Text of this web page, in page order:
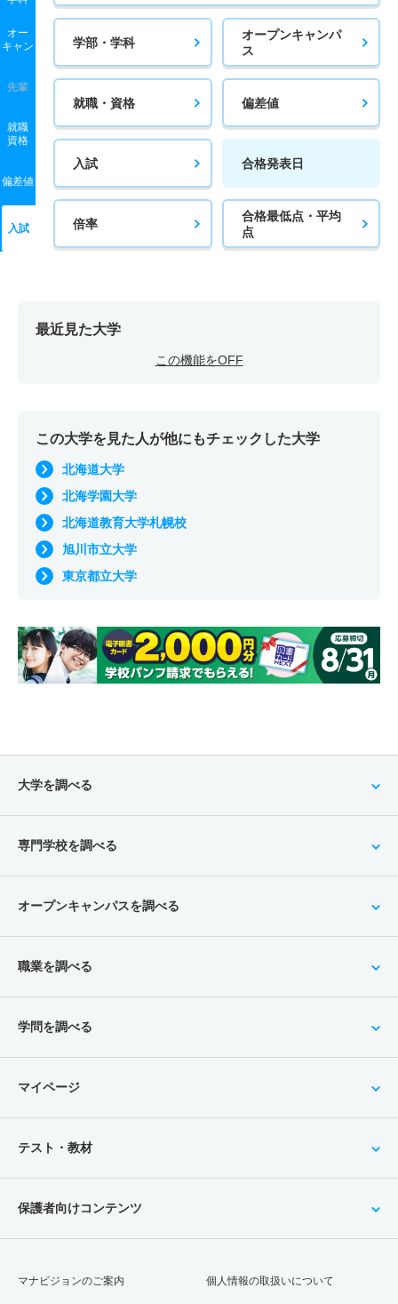
オー
キャン
先輩
就職
資格
偏差値
入試
学部・学科
オープンキャンパ
ス
就職・資格 偏差値
入試 合格発表日
倍率
合格最低点・平均
点
最近見た大学
この機能をOFF
この大学を見た人が他にもチェックした大学
北海道大学
北海学園大学
北海道教育大学札幌校
旭川市立大学
東京都立大学
大学を調べる
専門学校を調べる
オープンキャンパスを調べる
職業を調べる
学問を調べる
マイページ
テスト・教材
保護者向けコンテンツ
マナビジョンのご案内 個人情報の取扱いについて